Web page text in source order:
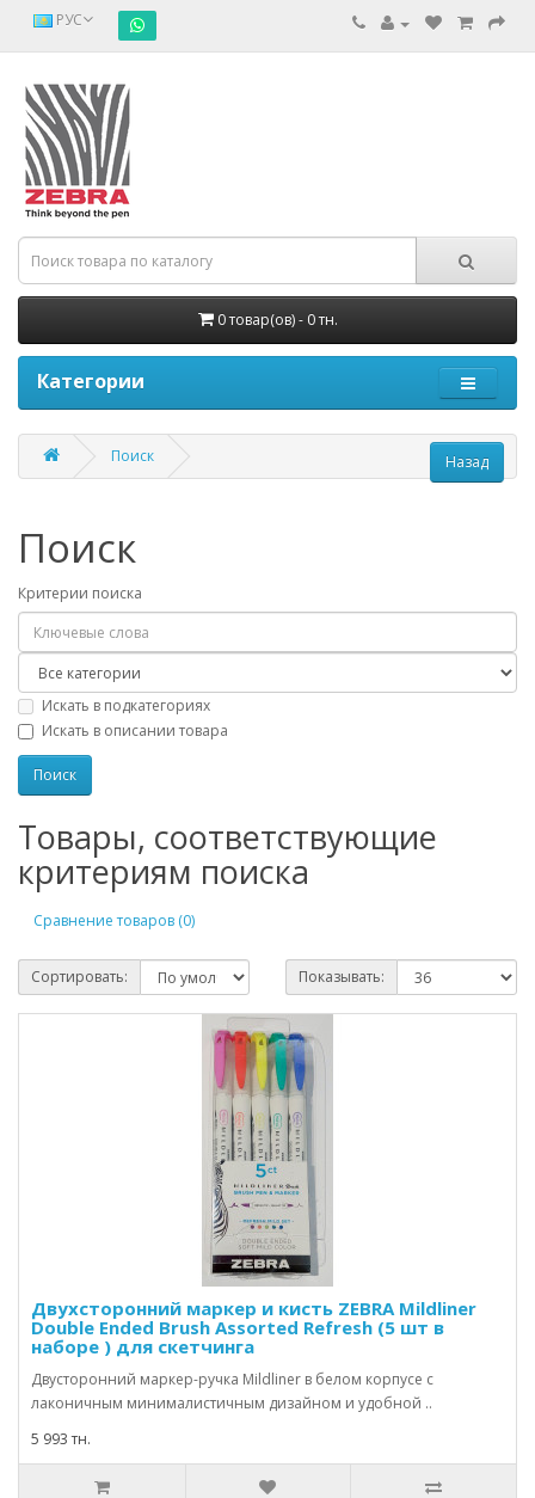
РУС
0 товар(ов) - 0 тн.
Категории
Поиск
Поиск
Критерии поиска
Искать в подкатегориях
Искать в описании товара
Товары, соответствующие
критериям поиска
Сравнение товаров (0)
Сортировать: Показывать:
Двухсторонний маркер и кисть ZEBRA Mildliner
Double Ended Brush Assorted Refresh (5 шт в
наборе ) для скетчинга
Двусторонний маркер-ручка Mildliner в белом корпусе с
лаконичным минималистичным дизайном и удобной ..
5 993 тн.